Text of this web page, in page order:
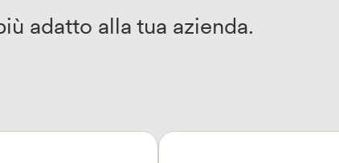
adatto alla tua azienda.